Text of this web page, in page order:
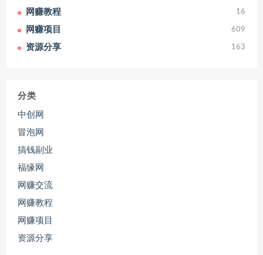
网赚教程 16
网赚项目 609
资源分享 163
分类
中创网
冒泡网
搞钱副业
福缘网
网赚交流
网赚教程
网赚项目
资源分享